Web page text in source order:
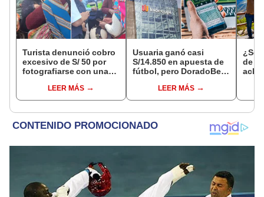
Turista denunció cobro
excesivo de S/ 50 por
fotografiarse con una
Serenazgo recuperó el
dinero
LEER MÁS
Usuaria ganó casi
S/14.850 en apuesta de
fútbol, pero DoradoBet
Indecopi multó a la
empresa con más de S/
LEER MÁS
¿Se
de